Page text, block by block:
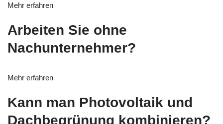
Mehr erfahren
Arbeiten Sie ohne
Nachunternehmer?
Mehr erfahren
Kann man Photovoltaik und
Dachbegrünung kombinieren?